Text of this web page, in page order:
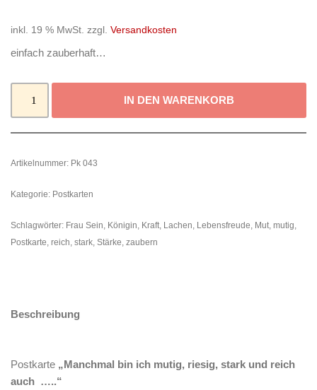
inkl. 19 % MwSt. zzgl. Versandkosten
einfach zauberhaft…
IN DEN WARENKORB
Artikelnummer: Pk 043
Kategorie: Postkarten
Schlagwörter: Frau Sein, Königin, Kraft, Lachen, Lebensfreude, Mut, mutig,
Postkarte, reich, stark, Stärke, zaubern
Beschreibung
Postkarte „Manchmal bin ich mutig, riesig, stark und reich
auch …..“